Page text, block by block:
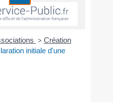
> Création
initiale d'une